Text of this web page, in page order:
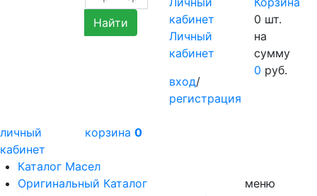
Личный
кабинет
вход/
регистрация
0 шт.
на
сумму
0 руб.
личный
кабинет
корзина 0
Каталог Масел
Оригинальный Каталог
меню